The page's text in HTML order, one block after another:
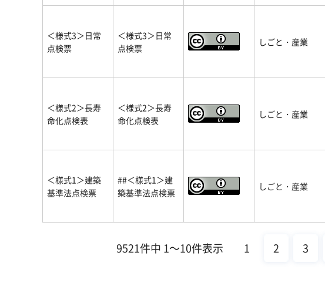
＜様式3＞日常
点検票
＜様式3＞日常
点検票
しごと・産業
＜様式2＞長寿
命化点検表
＜様式2＞長寿
命化点検表
しごと・産業
＜様式1＞建築
基準法点検票
##＜様式1＞建
築基準法点検票
しごと・産業
9521件中 1～10件表示 1 2 3